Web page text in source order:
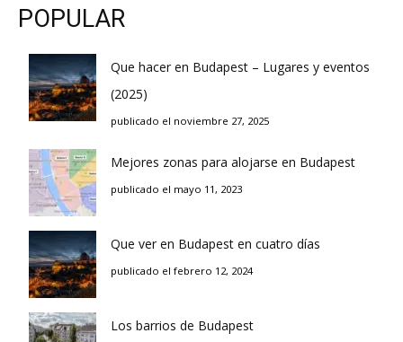
POPULAR
Que hacer en Budapest – Lugares y eventos
(2025)
publicado el noviembre 27, 2025
Mejores zonas para alojarse en Budapest
publicado el mayo 11, 2023
Que ver en Budapest en cuatro días
publicado el febrero 12, 2024
Los barrios de Budapest